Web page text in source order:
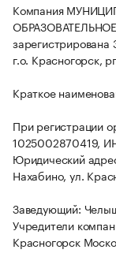
Компания
зарегистрирована
г.о. Красногорск,
Краткое
При регистрации
1025002870419,
Юридический
Нахабино, ул.
Заведующий:
Учредители
Красногорск